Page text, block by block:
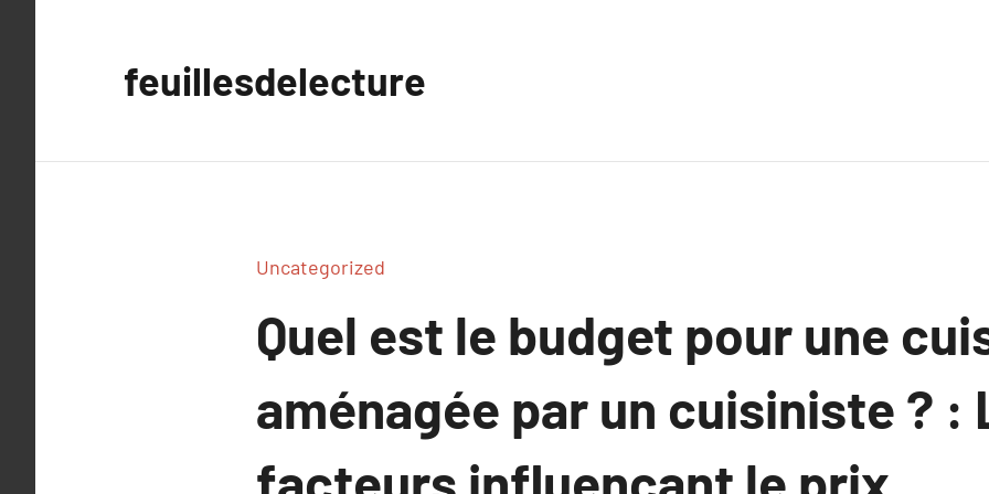
feuillesdelecture
Uncategorized
Quel est le budget pour une
aménagée par un cuisiniste ? :